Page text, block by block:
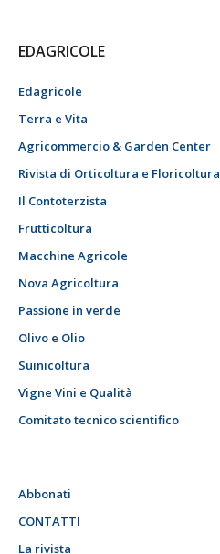
EDAGRICOLE
Edagricole
Terra e Vita
Agricommercio & Garden Center
Rivista di Orticoltura e Floricoltura
Il Contoterzista
Frutticoltura
Macchine Agricole
Nova Agricoltura
Passione in verde
Olivo e Olio
Suinicoltura
Vigne Vini e Qualità
Comitato tecnico scientifico
Abbonati
CONTATTI
La rivista